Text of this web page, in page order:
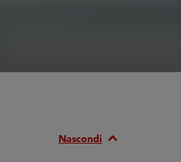
Nascondi Expand_Less